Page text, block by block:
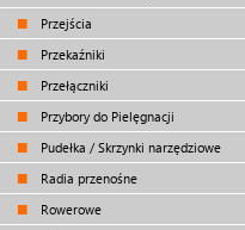
Przejścia
Przekaźniki
Przełączniki
Przybory do Pielęgnacji
Pudełka / Skrzynki narzędziowe
Radia przenośne
Rowerowe